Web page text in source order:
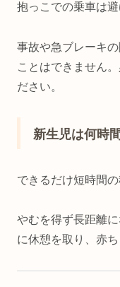
抱っこでの乗車は避
事故や急ブレーキ
ことはできません
ださい。
新生児は何時
できるだけ短時間の
やむを得ず長距離
に休憩を取り、赤